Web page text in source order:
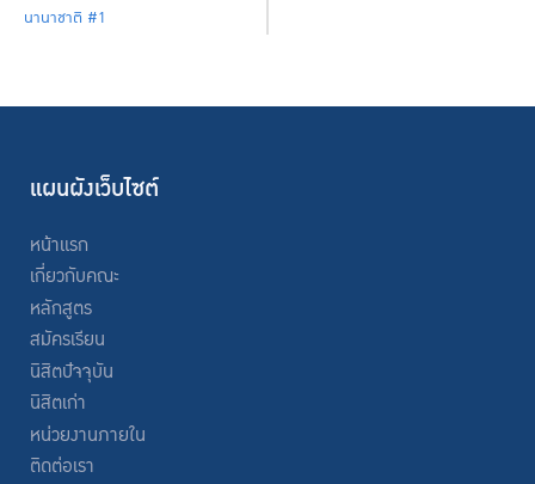
นานาชาติ #1
แผนผังเว็บไซต์
หน้าแรก
เกี่ยวกับคณะ
หลักสูตร
สมัครเรียน
นิสิตปัจจุบัน
นิสิตเก่า
หน่วยงานภายใน
ติดต่อเรา